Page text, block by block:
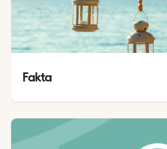
Fakta